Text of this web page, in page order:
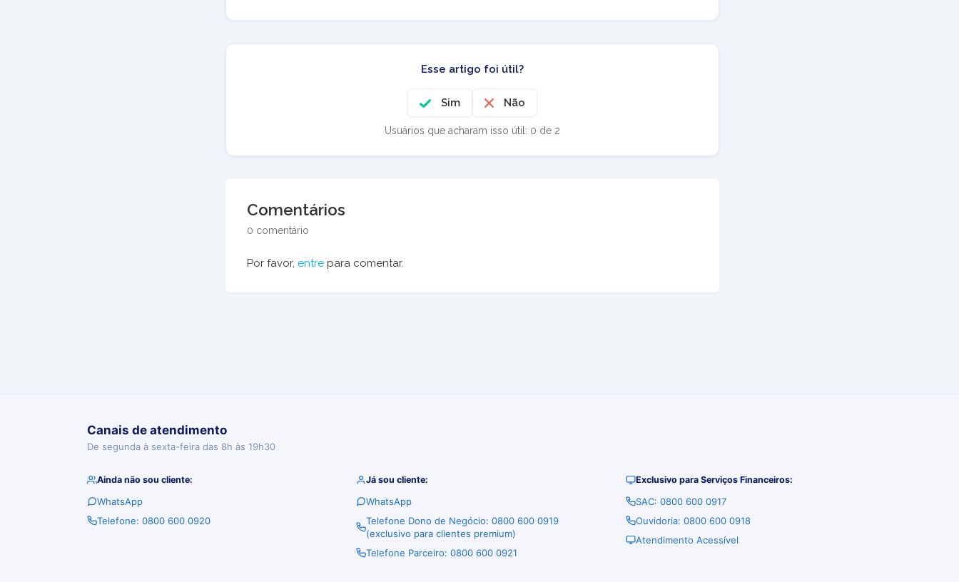
Esse artigo foi útil?
Sim Não
Usuários que acharam isso útil: 0 de 2
Comentários
0 comentário
Por favor, entre para comentar.
Canais de atendimento
De segunda à sexta-feira das 8h às 19h30
Ainda não sou cliente:
WhatsApp
Telefone: 0800 600 0920
Já sou cliente:
WhatsApp
Telefone Dono de Negócio: 0800 600 0919
(exclusivo para clientes premium)
Telefone Parceiro: 0800 600 0921
Exclusivo para Serviços Financeiros:
SAC: 0800 600 0917
Ouvidoria: 0800 600 0918
Atendimento Acessível